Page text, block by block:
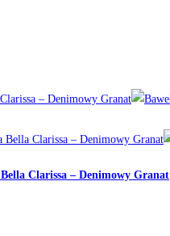
Clarissa – Denimowy Granat